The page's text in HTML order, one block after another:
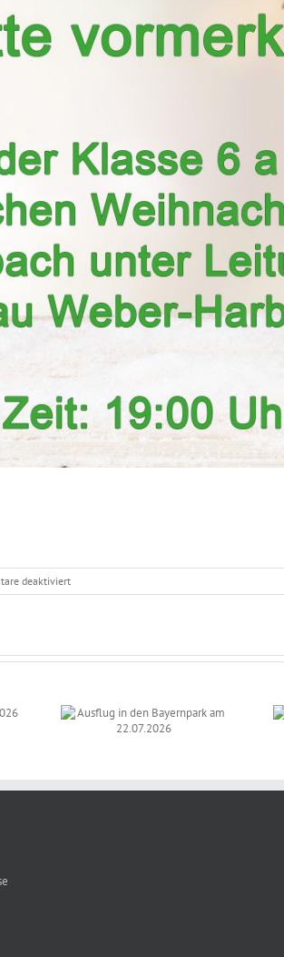
deaktiviertfür
Wichtige
Abschlussfahrt der